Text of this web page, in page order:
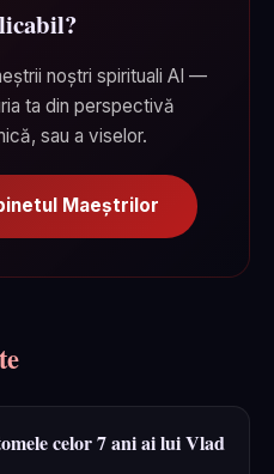
noștri spirituali AI —
ta din perspectivă
sau a viselor.
Maeștrilor
celor 7 ani ai lui Vlad